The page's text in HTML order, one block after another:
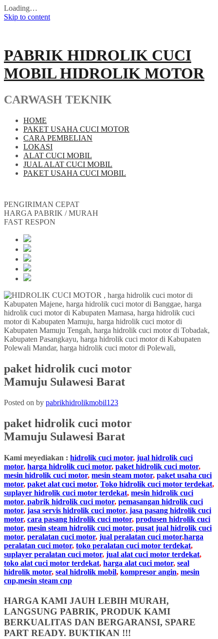
Loading…
Skip to content
PABRIK HIDROLIK CUCI
MOBIL HIDROLIK MOTOR
CARWASH TEKNIK
HOME
PAKET USAHA CUCI MOTOR
CARA PEMBELIAN
LOKASI
ALAT CUCI MOBIL
JUAL ALAT CUCI MOBIL
PAKET USAHA CUCI MOBIL
PENGIRIMAN CEPAT
HARGA PABRIK / MURAH
FAST RESPON
paket hidrolik cuci motor
Mamuju Sulawesi Barat
Posted on by pabrikhidrolikmobil123
paket hidrolik cuci motor
Mamuju Sulawesi Barat
Kami meyediakan : hidrolik cuci motor, jual hidrolik cuci
motor, harga hidrolik cuci motor, paket hidrolik cuci motor,
mesin hidrolik cuci motor, mesin steam motor, paket usaha cuci
motor, paket alat cuci motor, Toko hidrolik cuci motor terdekat,
suplayer hidrolik cuci motor terdekat, mesin hidrolik cuci
motor, pabrik hidrolik cuci motor, pemasangan hidrolik cuci
motor, jasa servis hidrolik cuci motor, jasa pasang hidrolik cuci
motor, cara pasang hidrolik cuci motor, produsen hidrolik cuci
motor, mesin steam hidrolik cuci motor, pusat jual hidrolik cuci
motor, peralatan cuci motor, jual peralatan cuci motor,harga
peralatan cuci motor, toko peralatan cuci motor terdekat,
suplayer peralatan cuci motor, jual alat cuci motor terdekat,
toko alat cuci motor terdekat, harga alat cuci motor, seal
hidrolik motor, seal hidrolik mobil, kompresor angin, mesin
cnp,mesin steam cnp
HARGA KAMI JAUH LEBIH MURAH,
LANGSUNG PABRIK, PRODUK KAMI
BERKUALITAS DAN BERGARANSI, SPARE
PART READY. BUKTIKAN !!!